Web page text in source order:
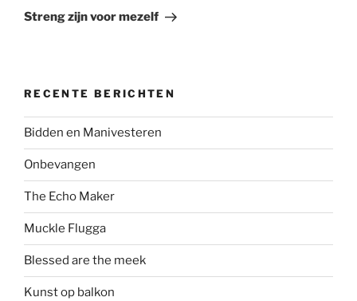
bericht
Streng zijn voor mezelf
RECENTE BERICHTEN
Bidden en Manivesteren
Onbevangen
The Echo Maker
Muckle Flugga
Blessed are the meek
Kunst op balkon